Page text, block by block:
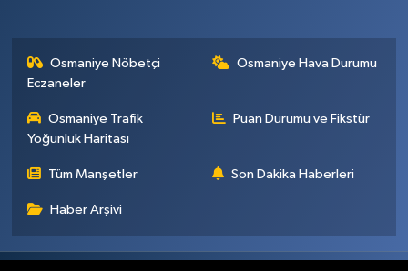
Osmaniye Nöbetçi
Eczaneler
Osmaniye Hava Durumu
Osmaniye Trafik
Yoğunluk Haritası
Puan Durumu ve Fikstür
Tüm Manşetler Son Dakika Haberleri
Haber Arşivi